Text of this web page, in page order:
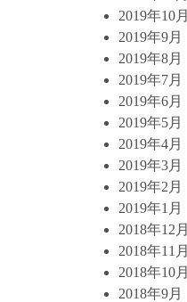
2019年10月
2019年9月
2019年8月
2019年7月
2019年6月
2019年5月
2019年4月
2019年3月
2019年2月
2019年1月
2018年12月
2018年11月
2018年10月
2018年9月